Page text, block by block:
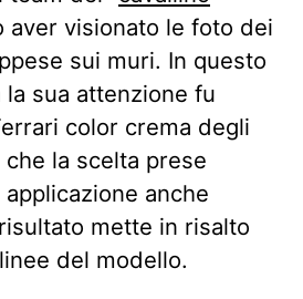
aver visionato le foto dei
sui muri. In questo
sua attenzione fu
color crema degli
che la scelta prese
anche
mette in risalto
del modello.